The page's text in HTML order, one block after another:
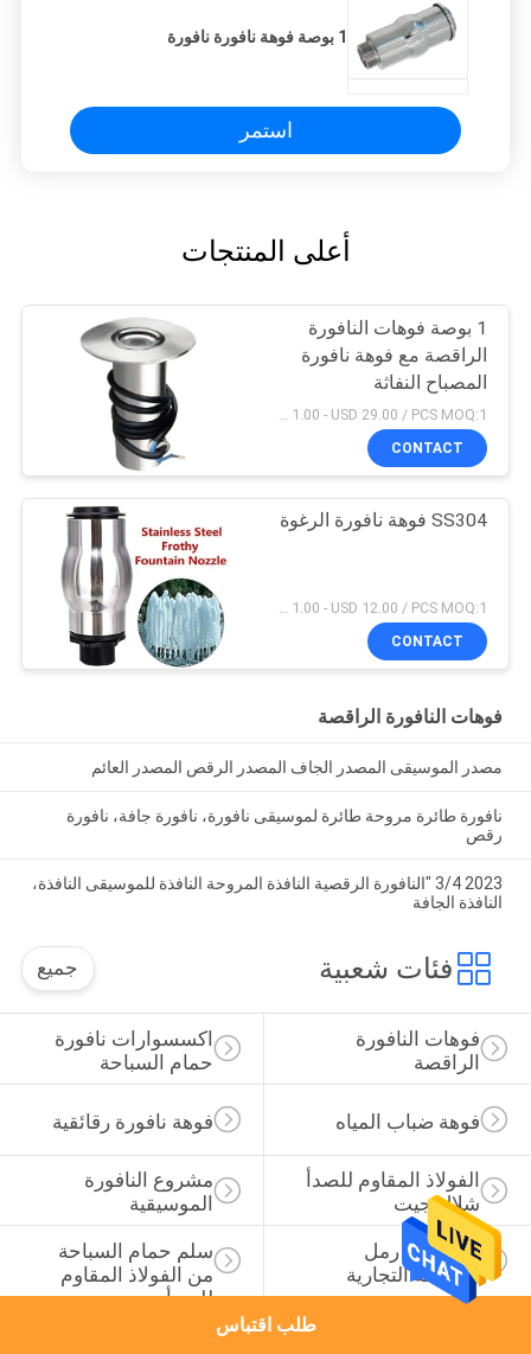
1 بوصة فوهة نافورة نافورة
استمر
أعلى المنتجات
1 بوصة فوهات النافورة
الراقصة مع فوهة نافورة
المصباح النفاثة
USD 1.00 - USD 29.00 / PCS MOQ:1 قطعة
CONTACT
SS304 فوهة نافورة الرغوة
USD 1.00 - USD 12.00 / PCS MOQ:1 قطعة
CONTACT
فوهات النافورة الراقصة
مصدر الموسيقى المصدر الجاف المصدر الرقص المصدر العائم
نافورة طائرة مروحة طائرة لموسيقى نافورة، نافورة جافة، نافورة
رقص
2023 3/4 "النافورة الرقصية النافذة المروحة النافذة للموسيقى النافذة،
النافذة الجافة
فئات شعبية جميع
اكسسوارات نافورة
حمام السباحة
فوهات النافورة
الراقصة
فوهة نافورة رقائقية فوهة ضباب المياه
مشروع النافورة
الموسيقية
الفولاذ المقاوم للصدأ
شلال جيت
سلم حمام السباحة
من الفولاذ المقاوم
للصدأ
مرشحات رمل
للسباحة التجارية
طلب اقتباس